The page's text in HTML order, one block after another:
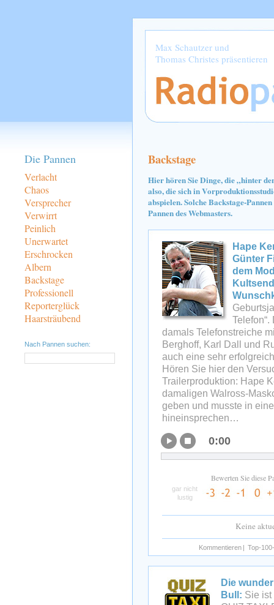
Die Pannen
Verlacht
Chaos
Versprecher
Verwirrt
Peinlich
Unerwartet
Erschrocken
Albern
Backstage
Professionell
Reporterglück
Haarsträubend
Nach Pannen suchen:
Max Schautzer und
Thomas Christes präsentieren
Backstage
Hier hören Sie Dinge, die „hinter
also, die sich in
abspielen. Solche Backstage-
Pannen des Webmasters.
Hape
Günter
dem
damals Telefonstreiche
Berghoff, Karl Dall und
auch eine sehr
Hören Sie hier den
Trailerproduktion: Hape
damaligen Walross-
geben und musste in
hineinsprechen…
0:00
Bewerten Sie diese
gar nicht
lustig
Keine
Kommentieren | Top-
Die
Bull: Sie ist